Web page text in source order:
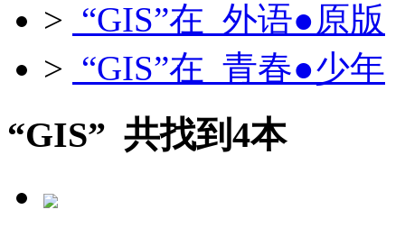
> “GIS”在 外语●原版
> “GIS”在 青春●少年
“GIS” 共找到4本